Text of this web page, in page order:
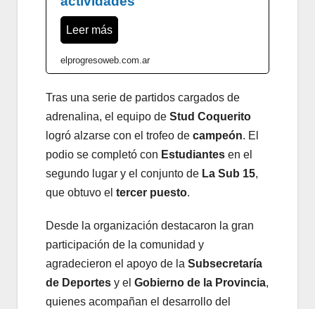
Leer más
elprogresoweb.com.ar
Tras una serie de partidos cargados de
adrenalina, el equipo de Stud Coquerito
logró alzarse con el trofeo de campeón. El
podio se completó con Estudiantes en el
segundo lugar y el conjunto de La Sub 15,
que obtuvo el tercer puesto.
Desde la organización destacaron la gran
participación de la comunidad y
agradecieron el apoyo de la Subsecretaría
de Deportes y el Gobierno de la Provincia,
quienes acompañan el desarrollo del